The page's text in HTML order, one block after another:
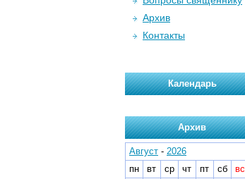
Архив
Контакты
Календарь
Архив
Август - 2026
пн
вт ср чт пт сб
вс